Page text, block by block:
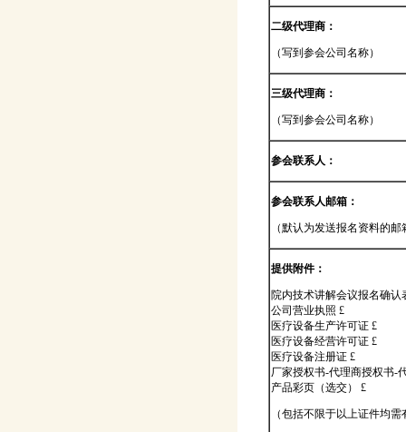
二级代理商：
（写到参会公司名称）
三级代理商：
（写到参会公司名称）
参会联系人：
参会联系人邮箱：
（默认为发送报名资料的
提供附件：
院内技术讲解会议报名确认
公司营业执照 £
医疗设备生产许可证 £
医疗设备经营许可证 £
医疗设备注册证 £
厂家授权书-代理商授权书-
产品彩页（选交） £
（包括不限于以上证件均